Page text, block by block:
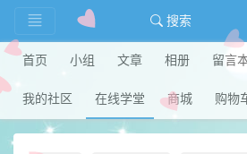
搜索
首页 小组 文章 相册 留言
我的社区 在线学堂 商城 购物